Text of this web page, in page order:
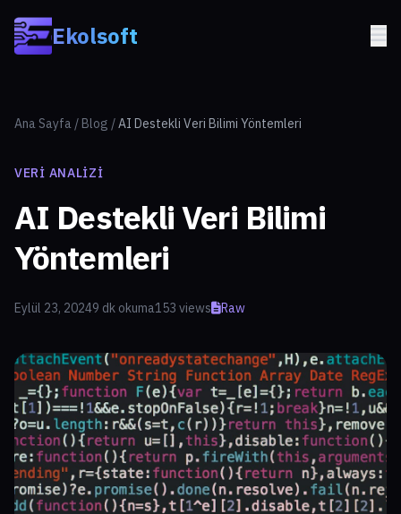
Ekolsoft
Ana Sayfa / Blog /AI Destekli Veri Bilimi Yöntemleri
VERI ANALIZI
AI Destekli Veri Bilimi
Yöntemleri
Eylül 23, 20249 dk okuma153 views Raw